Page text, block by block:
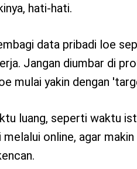
hati-hati.
data pribadi loe
Jangan diumbar di
mulai yakin dengan
luang, seperti waktu
melalui online, agar